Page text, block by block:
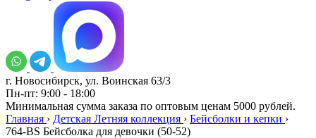
г. Новосибирск, ул. Воинская 63/3
Пн-пт: 9:00 - 18:00
Минимальная сумма заказа по оптовым ценам 5000 рублей.
Главная › Детская Летняя коллекция › Бейсболки и кепки ›
764-BS Бейсболка для девочки (50-52)